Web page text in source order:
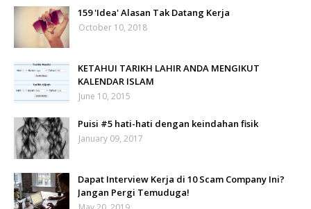
159 'Idea' Alasan Tak Datang Kerja
October 10, 2018
KETAHUI TARIKH LAHIR ANDA MENGIKUT
KALENDAR ISLAM
June 10, 2015
Puisi #5 hati-hati dengan keindahan fisik
January 09, 2017
Dapat Interview Kerja di 10 Scam Company Ini?
Jangan Pergi Temuduga!